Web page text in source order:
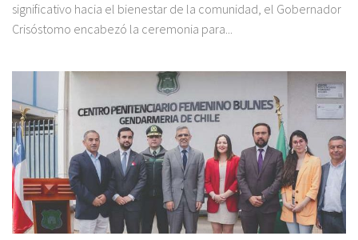
significativo hacia el bienestar de la comunidad, el Gobernador
Crisóstomo encabezó la ceremonia para...